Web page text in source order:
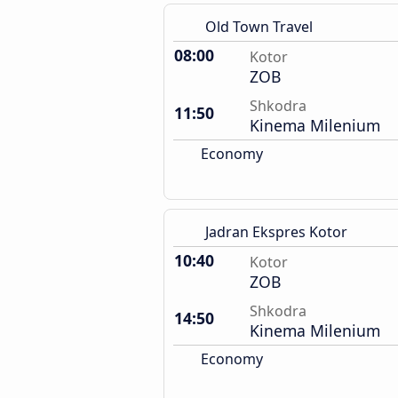
Old Town Travel
08:00 Kotor
ZOB
11:50
Shkodra
Kinema Milenium
Economy
Jadran Ekspres Kotor
10:40 Kotor
ZOB
14:50
Shkodra
Kinema Milenium
Economy